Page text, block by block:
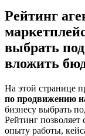
Рейтинг
выбрать
вложить
На этой странице
по продвижению
бизнесу выбрать
Рейтинг позволяет
опыту работы,